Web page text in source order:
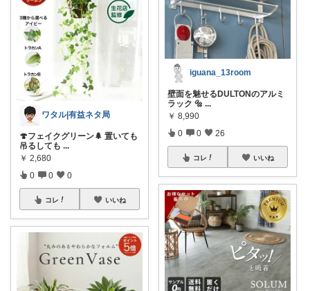
ワタル|有益ネタ局
🍄フェイクグリーン🌲 置いても
吊るしても ...
￥ 2,680
0 0 0
コレ いいね
iguana_13room
壁面を魅せるDULTONのアルミ
ラック 🔩 ...
￥ 8,990
0 0 26
コレ いいね